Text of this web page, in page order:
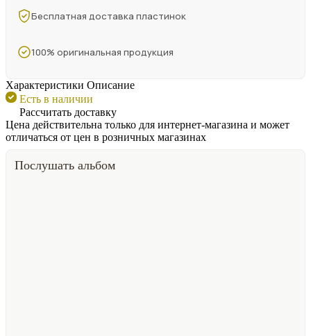
Бесплатная доставка пластинок
100% оригинальная продукция
Характеристики Описание
Есть в наличии
Рассчитать доставку
Цена действительна только для интернет-магазина и может
отличаться от цен в розничных магазинах
Послушать альбом